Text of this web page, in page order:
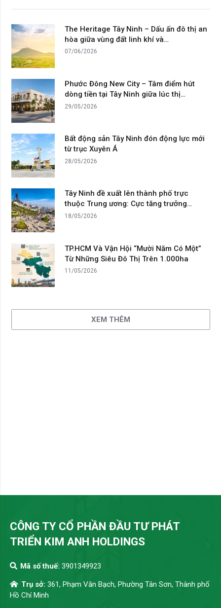
The Heritage Tây Ninh – Dấu ấn đô thị an
hòa giữa vùng đất linh khí và…
07/06/2026
Phước Đông New City – Tâm điểm hút
dòng tiền tại Tây Ninh giữa lúc thị…
29/05/2026
Bất động sản Tây Ninh đón động lực mới
từ trục Xuyên Á
28/05/2026
Tây Ninh đề xuất lên thành phố trực
thuộc Trung ương: Cực tăng trưởng…
18/05/2026
TP.HCM Và Vận Hội “Mười Năm Có Một”
Từ Những Siêu Đô Thị Trên 1.000ha
11/05/2026
XEM THÊM
CÔNG TY CỔ PHẦN ĐẦU TƯ PHÁT
TRIỂN KIM ANH HOLDINGS
Mã số thuế: 3901349923
Trụ sở: 361, Phạm Văn Bạch, Phường Tân Sơn, Thành phố
Hồ Chí Minh